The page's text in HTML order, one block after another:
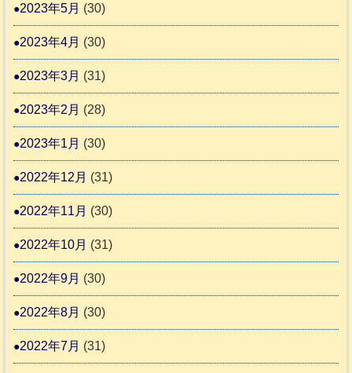
2023年5月 (30)
2023年4月 (30)
2023年3月 (31)
2023年2月 (28)
2023年1月 (30)
2022年12月 (31)
2022年11月 (30)
2022年10月 (31)
2022年9月 (30)
2022年8月 (30)
2022年7月 (31)